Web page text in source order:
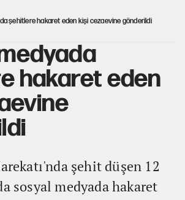
şehitlere hakaret eden kişi cezaevine gönderildi
hakaret eden
şehit düşen 12
sosyal medyada hakaret